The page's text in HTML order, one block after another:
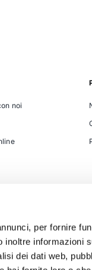
per fornire
inoltre informazioni
dei dati web,
noi